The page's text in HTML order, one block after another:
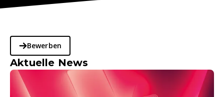
Bewerben
Aktuelle News